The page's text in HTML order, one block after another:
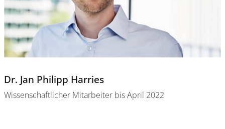
Dr. Jan Philipp Harries
Wissenschaftlicher Mitarbeiter bis April 2022